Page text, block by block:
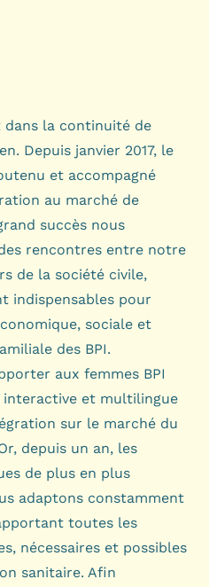
dans la continuité de
Depuis janvier 2017, le
et accompagné
au marché de
succès nous
rencontres entre notre
de la société civile,
indispensables pour
sociale et
des BPI.
aux femmes BPI
et multilingue
sur le marché du
depuis un an, les
de plus en plus
adaptons constamment
toutes les
nécessaires et possibles
sanitaire. Afin